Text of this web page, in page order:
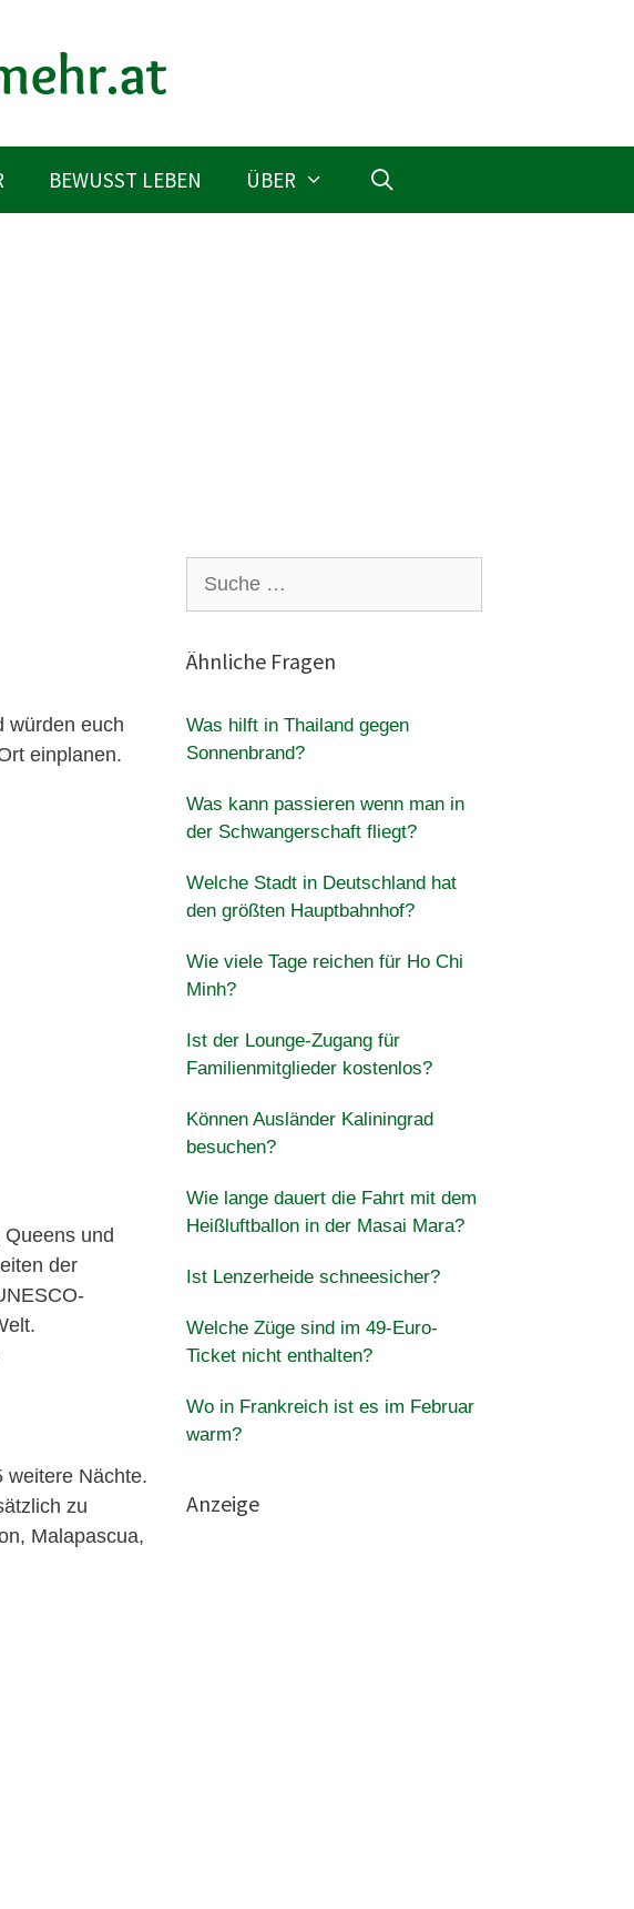
BEWUSST LEBEN ÜBER
würden euch
einplanen.
und
der
weitere Nächte.
zu
Malapascua,
nach:
Ähnliche Fragen
Was hilft in Thailand gegen
Sonnenbrand?
Was kann passieren wenn man in
der Schwangerschaft fliegt?
Welche Stadt in Deutschland hat
den größten Hauptbahnhof?
Wie viele Tage reichen für Ho Chi
Minh?
Ist der Lounge-Zugang für
Familienmitglieder kostenlos?
Können Ausländer Kaliningrad
besuchen?
Wie lange dauert die Fahrt mit dem
Heißluftballon in der Masai Mara?
Ist Lenzerheide schneesicher?
Welche Züge sind im 49-Euro-
Ticket nicht enthalten?
Wo in Frankreich ist es im Februar
warm?
Anzeige